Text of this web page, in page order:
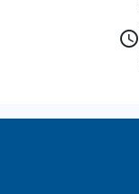
access_time